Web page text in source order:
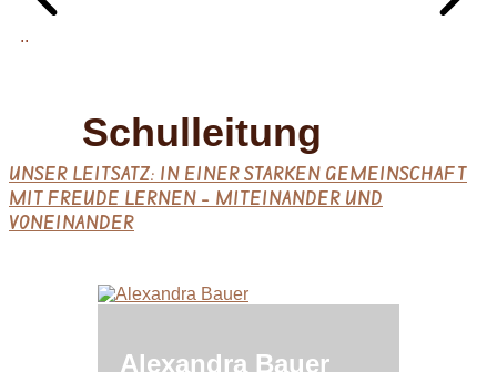
..
Schulleitung
UNSER LEITSATZ: ​IN EINER STARKEN GEMEINSCHAFT
MIT FREUDE LERNEN – MITEINANDER UND
VONEINANDER
Alexandra Bauer